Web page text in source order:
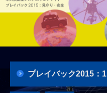
プレイバック2015：1